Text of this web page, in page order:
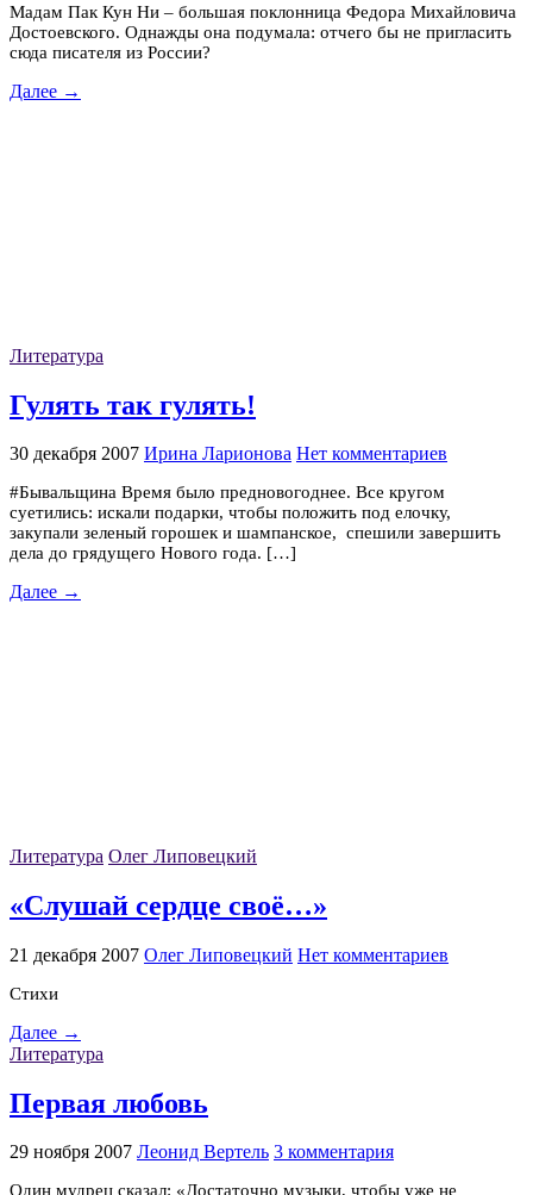
Мадам Пак Кун Ни – большая поклонница Федора Михайловича
Достоевского. Однажды она подумала: отчего бы не пригласить
сюда писателя из России?
Далее →
Литература
Гулять так гулять!
30 декабря 2007 Ирина Ларионова Нет комментариев
#Бывальщина Время было предновогоднее. Все кругом
суетились: искали подарки, чтобы положить под елочку,
закупали зеленый горошек и шампанское, спешили завершить
дела до грядущего Нового года. […]
Далее →
Литература Олег Липовецкий
«Слушай сердце своё…»
21 декабря 2007 Олег Липовецкий Нет комментариев
Стихи
Далее →
Литература
Первая любовь
29 ноября 2007 Леонид Вертель 3 комментария
Один мудрец сказал: «Достаточно музыки, чтобы уже не